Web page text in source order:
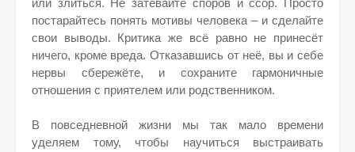
или злиться. Не затевайте споров и ссор. Просто
постарайтесь понять мотивы человека – и сделайте
свои выводы. Критика же всё равно не принесёт
ничего, кроме вреда. Отказавшись от неё, вы и себе
нервы сбережёте, и сохраните гармоничные
отношения с приятелем или родственником.
В повседневной жизни мы так мало времени
уделяем тому, чтобы научиться выстраивать